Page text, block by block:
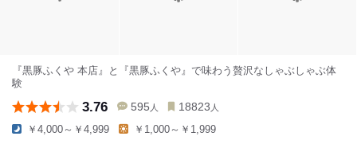
『黒豚ふくや 本店』と『黒豚ふくや』で味わう贅沢なしゃぶしゃぶ体
験
3.76 595 人 18823 人
￥4,000～￥4,999 ￥1,000～￥1,999